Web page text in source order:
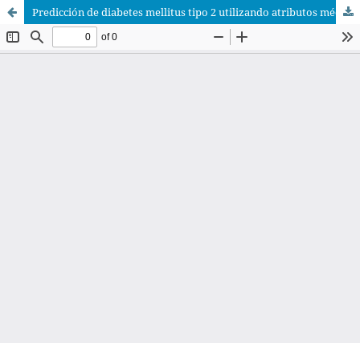
Predicción de diabetes mellitus tipo 2 utilizando atributos médicos del Policlínico Leo SAC de San Juan de Lurigancho mediante el enfoque de Machine Learning